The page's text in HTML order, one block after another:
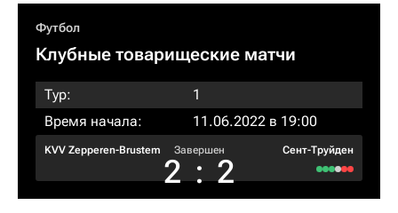
Футбол
Клубные товарищеские матчи
Тур:
1
Время начала:
11.06.2022 в 19:00
KVV Zepperen-Brustem Завершен
2 : 2
Сент-Труйден